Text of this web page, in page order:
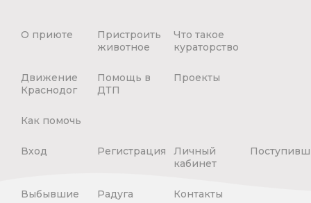
О приюте
Пристроить
животное
Что такое
кураторство
Движение
Краснодог
Помощь в
ДТП
Проекты
Как помочь
Вход Регистрация
Личный
кабинет
Выбывшие Радуга Контакты